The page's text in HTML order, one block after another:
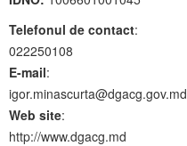
Telefonul de contact:
022250108
E-mail:
igor.minascurta@dgacg.gov.md
Web site:
http://www.dgacg.md